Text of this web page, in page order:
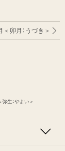
＜卯月：うづき＞
弥生：やよい＞